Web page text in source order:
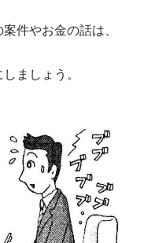
件やお金の話は、
ましょう。